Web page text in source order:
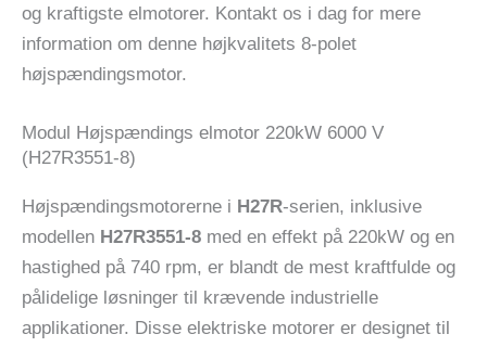
og kraftigste elmotorer. Kontakt os i dag for mere
information om denne højkvalitets 8-polet
højspændingsmotor.
Modul Højspændings elmotor 220kW 6000 V
(H27R3551-8)
Højspændingsmotorerne i H27R-serien, inklusive
modellen H27R3551-8 med en effekt på 220kW og en
hastighed på 740 rpm, er blandt de mest kraftfulde og
pålidelige løsninger til krævende industrielle
applikationer. Disse elektriske motorer er designet til